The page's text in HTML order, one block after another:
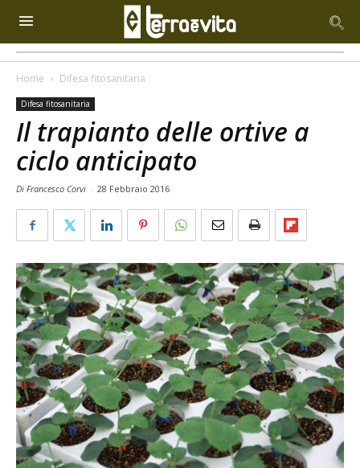
Home Difesa fitosanitaria
Difesa fitosanitaria
Il trapianto delle ortive a
ciclo anticipato
Di Francesco Corvi - 28 Febbraio 2016